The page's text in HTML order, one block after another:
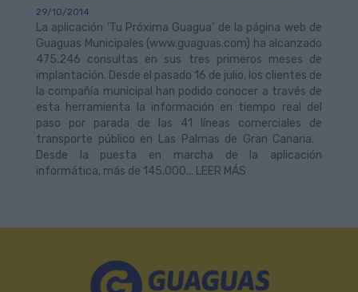
29/10/2014
La aplicación ‘Tu Próxima Guagua’ de la página web de
Guaguas Municipales (www.guaguas.com) ha alcanzado
475.246 consultas en sus tres primeros meses de
implantación. Desde el pasado 16 de julio, los clientes de
la compañía municipal han podido conocer a través de
esta herramienta la información en tiempo real del
paso por parada de las 41 líneas comerciales de
transporte público en Las Palmas de Gran Canaria.
Desde la puesta en marcha de la aplicación
informática, más de 145.000... LEER MÁS